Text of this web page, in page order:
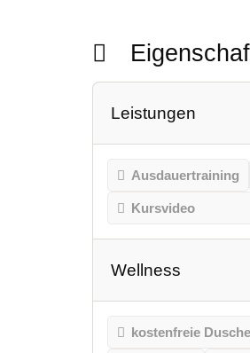
Leistungen
Ausdauertraining
Kursvideo
Wellness
kostenfreie